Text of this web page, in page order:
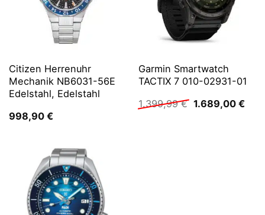
Citizen Herrenuhr
Mechanik NB6031-56E
Edelstahl, Edelstahl
998,90 €
Garmin Smartwatch
TACTIX 7 010-02931-01
1.399,99€ Ursprünglicher
1.689,00 €